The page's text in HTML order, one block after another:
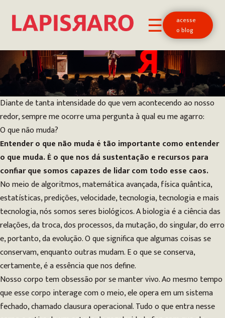
☰
acesse
o blog
Diante de tanta intensidade do que vem acontecendo ao nosso
redor, sempre me ocorre uma pergunta à qual eu me agarro:
O que não muda?
Entender o que não muda é tão importante como entender
o que muda. É o que nos dá sustentação e recursos para
confiar que somos capazes de lidar com todo esse caos.
No meio de algoritmos, matemática avançada, física quântica,
estatísticas, predições, velocidade, tecnologia, tecnologia e mais
tecnologia, nós somos seres biológicos. A biologia é a ciência das
relações, da troca, dos processos, da mutação, do singular, do erro
e, portanto, da evolução. O que significa que algumas coisas se
conservam, enquanto outras mudam. E o que se conserva,
certamente, é a essência que nos define.
Nosso corpo tem obsessão por se manter vivo. Ao mesmo tempo
que esse corpo interage com o meio, ele opera em um sistema
fechado, chamado clausura operacional. Tudo o que entra nesse